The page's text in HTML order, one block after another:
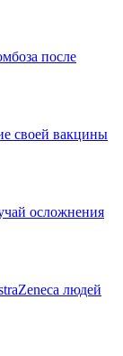
после
своей вакцины
осложнения
людей